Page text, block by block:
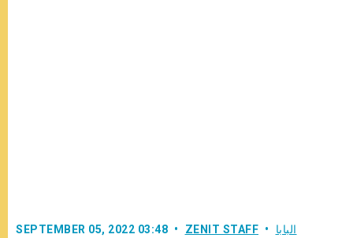
SEPTEMBER 05, 2022 03:48 ZENIT STAFF
البابا